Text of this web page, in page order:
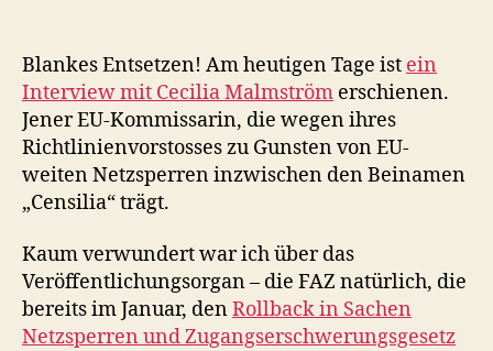
und
autoritäre
Polemik
Blankes Entsetzen! Am heutigen Tage ist ein
Interview mit Cecilia Malmström erschienen.
Jener EU-Kommissarin, die wegen ihres
Richtlinienvorstosses zu Gunsten von EU-
weiten Netzsperren inzwischen den Beinamen
„Censilia“ trägt.
Kaum verwundert war ich über das
Veröffentlichungsorgan – die FAZ natürlich, die
bereits im Januar, denRollback in Sachen
Netzsperren und Zugangserschwerungsgesetz